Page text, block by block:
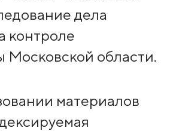
дела
контроле
Московской области.
материалов